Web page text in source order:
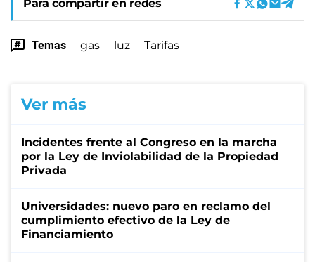
Para compartir en redes
Temas gas luz Tarifas
Ver más
Incidentes frente al Congreso en la marcha
por la Ley de Inviolabilidad de la Propiedad
Privada
Universidades: nuevo paro en reclamo del
cumplimiento efectivo de la Ley de
Financiamiento